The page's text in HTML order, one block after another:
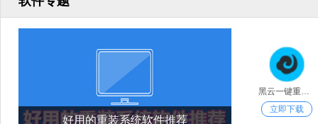
好用的重装系统软件推荐
立即下载